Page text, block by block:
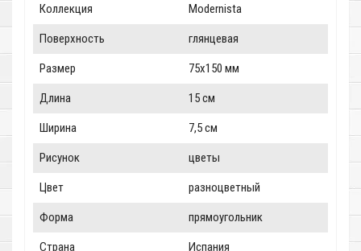
Коллекция Modernista
Поверхность глянцевая
Размер 75x150 мм
Длина 15 см
Ширина 7,5 см
Рисунок цветы
Цвет разноцветный
Форма прямоугольник
Страна Испания